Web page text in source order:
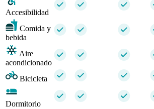
Accesibilidad
Comida y
bebida
Aire
acondicionado
Bicicleta
Dormitorio